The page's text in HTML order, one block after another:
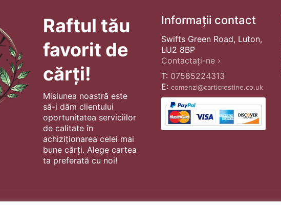
Raftul tău
favorit de
cărți!
Misiunea noastră este
să-i dăm clientului
oportunitatea serviciilor
de calitate în
achiziționarea celei mai
bune cărți. Alege cartea
ta preferată cu noi!
Informații contact
Swifts Green Road, Luton,
LU2 8BP
Contactați-ne ›
T: 07585224313
E: comenzi@carticrestine.co.uk